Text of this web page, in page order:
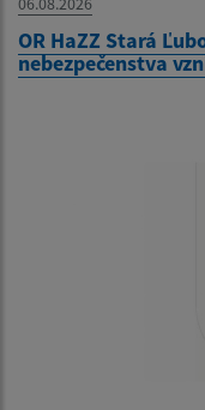
OR HaZZ Stará
nebezpečenstva